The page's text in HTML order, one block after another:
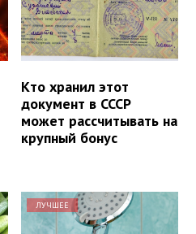
Кто хранил этот
документ в СССР
может рассчитывать на
крупный бонус
ЛУЧШЕЕ